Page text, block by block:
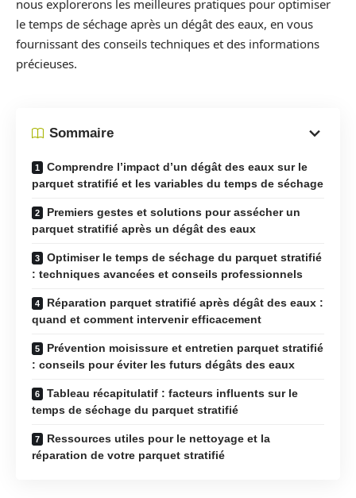
nous explorerons les meilleures pratiques pour optimiser
le temps de séchage après un dégât des eaux, en vous
fournissant des conseils techniques et des informations
précieuses.
Sommaire
Comprendre l’impact d’un dégât des eaux sur le
parquet stratifié et les variables du temps de séchage
Premiers gestes et solutions pour assécher un
parquet stratifié après un dégât des eaux
Optimiser le temps de séchage du parquet stratifié
: techniques avancées et conseils professionnels
Réparation parquet stratifié après dégât des eaux :
quand et comment intervenir efficacement
Prévention moisissure et entretien parquet stratifié
: conseils pour éviter les futurs dégâts des eaux
Tableau récapitulatif : facteurs influents sur le
temps de séchage du parquet stratifié
Ressources utiles pour le nettoyage et la
réparation de votre parquet stratifié